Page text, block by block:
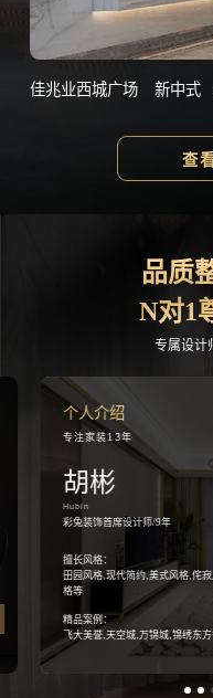
佳兆业西城广场 新中式
查
品质
N对1
专属设计
个人介绍
专注家装13年
王继兵
Wangjibing
彩兔装饰首席设计师/12年
擅长风格：
日式、欧式、中式、混搭、新中式
轻奢
精品案例：
加国枫韵,金色花园,川大河畔,丽
园,东山国际新城,金府SOHO